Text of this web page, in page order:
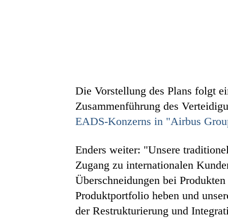
Die Vorstellung des Plans folgt
Zusammenführung des
EADS-Konzerns in "Airbus
Enders weiter: "Unsere
Zugang zu internationalen
Überschneidungen bei
Produktportfolio heben und
der Restrukturierung und